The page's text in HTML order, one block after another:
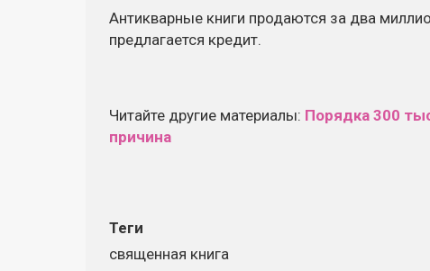
Антикварные книги продаются за два
предлагается кредит.
Читайте другие материалы: Порядка 300
причина
Теги
священная книга